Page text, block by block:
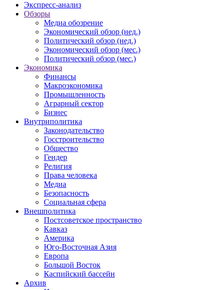
Экспресс-анализ
Обзоры
Медиа обозрение
Экономический обзор (нед.)
Политический обзор (нед.)
Экономический обзор (мес.)
Политический обзор (мес.)
Экономика
Финансы
Макроэкономика
Промышленность
Аграрный сектор
Бизнес
Внутриполитика
Законодательство
Госстроительство
Общество
Гендер
Религия
Права человека
Медиа
Безопасность
Социальная сфера
Внешполитика
Постсоветское пространство
Кавказ
Америка
Юго-Восточная Азия
Европа
Большой Восток
Каспийский бассейн
Архив